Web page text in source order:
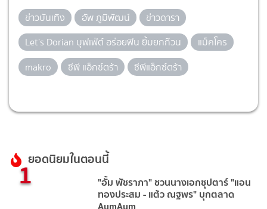
ข่าวบันเทิง อัพ ภูมิพัฒน์
ข่าวดารา
Let’s Dorian บุฟเฟ่ต์ อร่อยฟิน ยิ้มยกก๊วน
แม็คโคร
makro
ซีพี แอ็กซ์ตร้า ซีพีแอ็กซ์ตร้า
ยอดนิยมในตอนนี้
1 "อั้ม พัชราภา" ชวนนางเอกซุปตาร์ "แอน
ทองประสม - แต้ว ณฐพร" บุกตลาด
AumAum